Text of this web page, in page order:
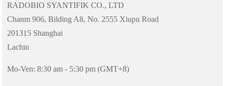
RADOBIO SYANTIFIK CO., LTD
Chanm 906, Bilding A8, No. 2555 Xiupu Road
201315 Shanghai
Lachin
Mo-Ven: 8:30 am - 5:30 pm (GMT+8)